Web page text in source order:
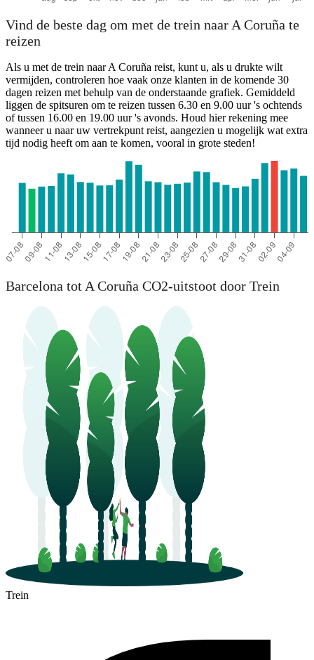
Vind de beste dag om met de trein naar A Coruña te
reizen
Als u met de trein naar A Coruña reist, kunt u, als u drukte wilt
vermijden, controleren hoe vaak onze klanten in de komende 30
dagen reizen met behulp van de onderstaande grafiek. Gemiddeld
liggen de spitsuren om te reizen tussen 6.30 en 9.00 uur 's ochtends
of tussen 16.00 en 19.00 uur 's avonds. Houd hier rekening mee
wanneer u naar uw vertrekpunt reist, aangezien u mogelijk wat extra
tijd nodig heeft om aan te komen, vooral in grote steden!
Barcelona tot A Coruña CO2-uitstoot door Trein
Trein